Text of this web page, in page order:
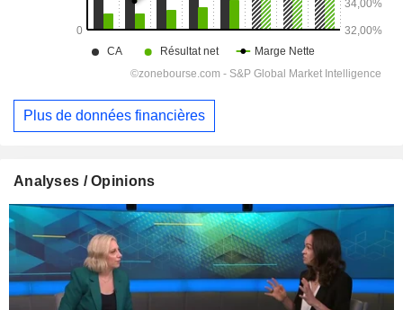
Plus de données financières
Analyses / Opinions